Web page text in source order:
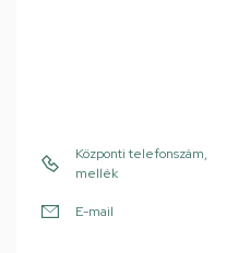
Központi telefonszám,
mellék
E-mail